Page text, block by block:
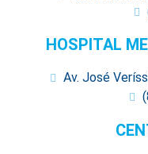
HOSPITAL
Av. José